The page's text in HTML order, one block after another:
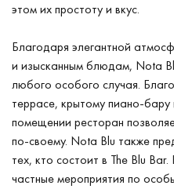
этом их простоту и вкус.
Благодаря элегантной
и изысканным блюдам, Nota
любого особого случая.
террасе, крытому пиано-
помещении ресторан
по-своему. Nota Blu также
тех, кто состоит в The Blu
частные мероприятия по